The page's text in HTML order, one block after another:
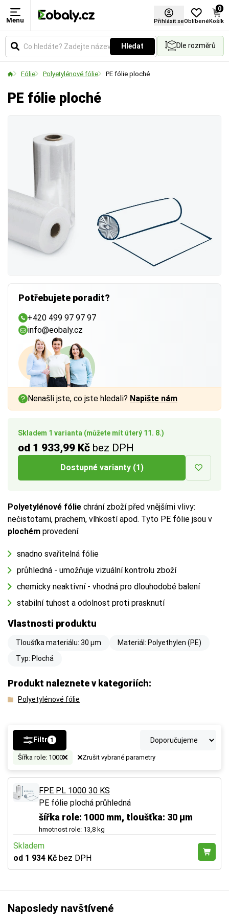
Menu Přihlásit seOblíbené
0
Košík
Hledat Dle rozměrů
Fólie Polyetylénové fólie PE fólie ploché
PE fólie ploché
Skladem 1 varianta (můžete mít úterý 11. 8.)
od 1 933,99 Kč bez DPH
Dostupné varianty (1)
Polyetylénové fólie chrání zboží před vnějšími vlivy:
nečistotami, prachem, vlhkostí apod. Tyto PE fólie jsou v
plochém provedení.
snadno svařitelná fólie
průhledná - umožňuje vizuální kontrolu zboží
chemicky neaktivní - vhodná pro dlouhodobé balení
stabilní tuhost a odolnost proti prasknutí
Vlastnosti produktu
Tloušťka materiálu: 30 µm
Materiál: Polyethylen (PE)
Typ: Plochá
Produkt naleznete v kategoriích:
Polyetylénové fólie
Potřebujete poradit?
+420 499 97 97 97
info@eobaly.cz
Nenašli jste, co jste hledali? Napište nám
Filtr 1
Šířka role: 1000 Zrušit vybrané parametry
FPE PL 1000 30 KS
PE fólie plochá průhledná
šířka role: 1000 mm, tloušťka: 30 µm
hmotnost role: 13,8 kg
Skladem
od 1 934 Kč bez DPH
Naposledy navštívené
Šířka role
Udává celkovou šířku role v milimetrech. Vyberte si
palet.